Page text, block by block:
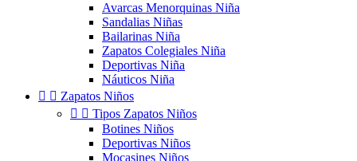
Avarcas Menorquinas Niña
Sandalias Niñas
Bailarinas Niña
Zapatos Colegiales Niña
Deportivas Niña
Náuticos Niña
  Zapatos Niños
  Tipos Zapatos Niños
Botines Niños
Deportivas Niños
Mocasines Niños